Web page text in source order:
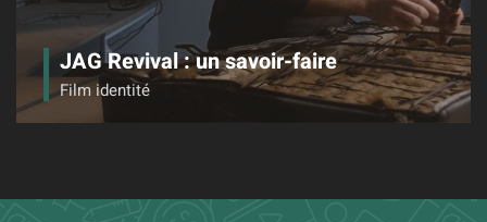
JAG Revival : un savoir-faire
Film identité